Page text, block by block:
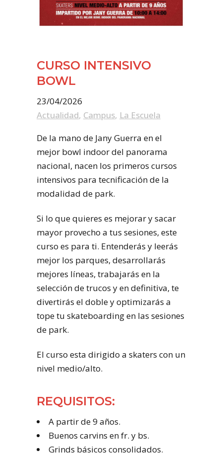
CURSO INTENSIVO
BOWL
23/04/2026
Actualidad, Campus, La Escuela
De la mano de Jany Guerra en el
mejor bowl indoor del panorama
nacional, nacen los primeros cursos
intensivos para tecnificación de la
modalidad de park.
Si lo que quieres es mejorar y sacar
mayor provecho a tus sesiones, este
curso es para ti. Entenderás y leerás
mejor los parques, desarrollarás
mejores líneas, trabajarás en la
selección de trucos y en definitiva, te
divertirás el doble y optimizarás a
tope tu skateboarding en las sesiones
de park.
El curso esta dirigido a skaters con un
nivel medio/alto.
REQUISITOS:
A partir de 9 años.
Buenos carvins en fr. y bs.
Grinds básicos consolidados.